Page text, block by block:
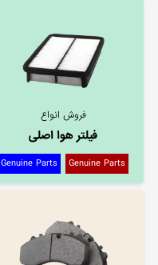
فروش انواع
فیلتر هوا اصلی
Genuine Parts
Genuine Parts